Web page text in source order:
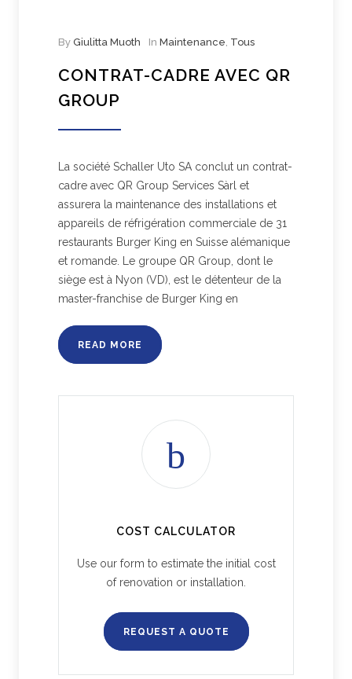
By Giulitta Muoth In Maintenance, Tous
CONTRAT-CADRE AVEC QR
GROUP
La société Schaller Uto SA conclut un contrat-
cadre avec QR Group Services Sàrl et
assurera la maintenance des installations et
appareils de réfrigération commerciale de 31
restaurants Burger King en Suisse alémanique
et romande. Le groupe QR Group, dont le
siège est à Nyon (VD), est le détenteur de la
master-franchise de Burger King en
READ MORE
COST CALCULATOR
Use our form to estimate the initial cost
of renovation or installation.
REQUEST A QUOTE